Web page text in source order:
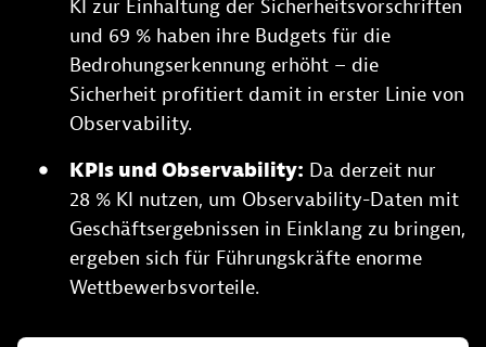
KI zur Einhaltung der Sicherheitsvorschriften
und 69 % haben ihre Budgets für die
Bedrohungserkennung erhöht – die
Sicherheit profitiert damit in erster Linie von
Observability.
KPIs und Observability: Da derzeit nur
28 % KI nutzen, um Observability-Daten mit
Geschäftsergebnissen in Einklang zu bringen,
ergeben sich für Führungskräfte enorme
Wettbewerbsvorteile.